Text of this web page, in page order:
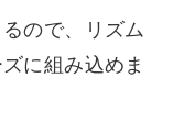
ので、リズム
に組み込めま